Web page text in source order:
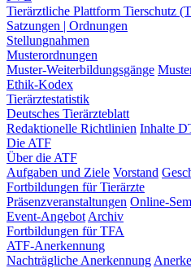
Tierärztliche Plattform Tierschutz
Satzungen | Ordnungen
Stellungnahmen
Musterordnungen
Muster-Weiterbildungsgänge
Ethik-Kodex
Tierärztestatistik
Deutsches Tierärzteblatt
Redaktionelle Richtlinien Inhalte
Die ATF
Über die ATF
Aufgaben und Ziele Vorstand
Fortbildungen für Tierärzte
Präsenzveranstaltungen Online-
Event-Angebot Archiv
Fortbildungen für TFA
ATF-Anerkennung
Nachträgliche Anerkennung